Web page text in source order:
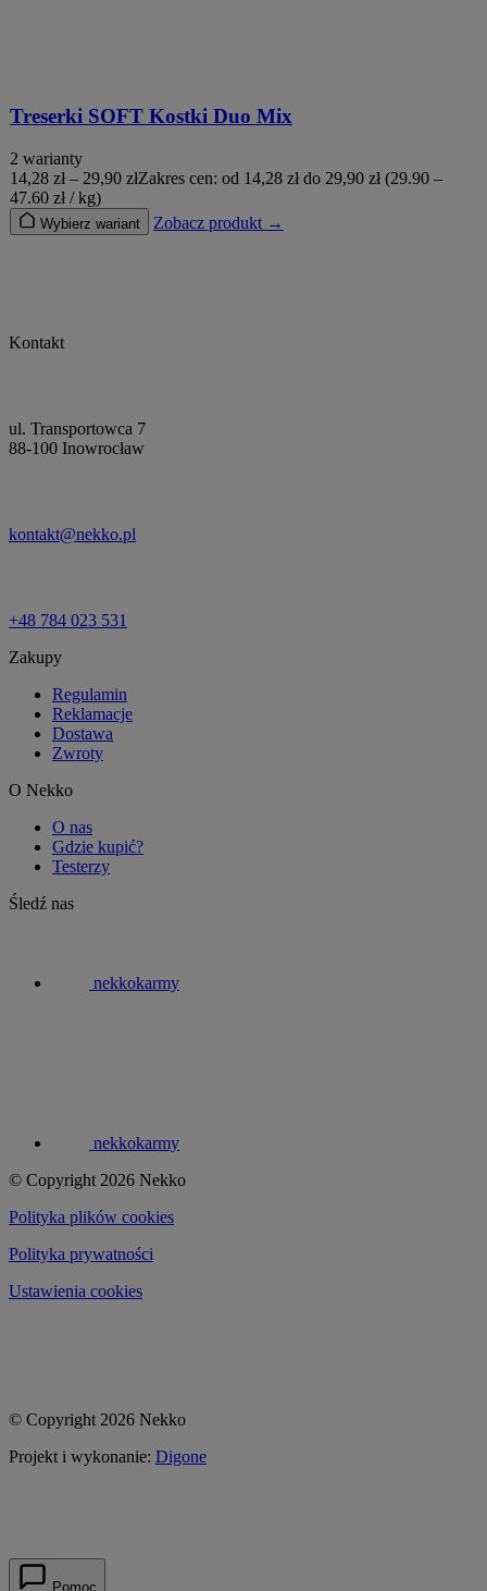
Treserki SOFT Kostki Duo Mix
2 warianty
14,28 zł – 29,90 złZakres cen: od 14,28 zł do 29,90 zł (29.90 –
47.60 zł / kg)
Wybierz wariant Zobacz produkt →
Kontakt
ul. Transportowca 7
88-100 Inowrocław
kontakt@nekko.pl
+48 784 023 531
Zakupy
Regulamin
Reklamacje
Dostawa
Zwroty
O Nekko
O nas
Gdzie kupić?
Testerzy
Śledź nas
nekkokarmy
nekkokarmy
© Copyright 2026 Nekko
Polityka plików cookies
Polityka prywatności
Ustawienia cookies
© Copyright 2026 Nekko
Projekt i wykonanie: Digone
Pomoc